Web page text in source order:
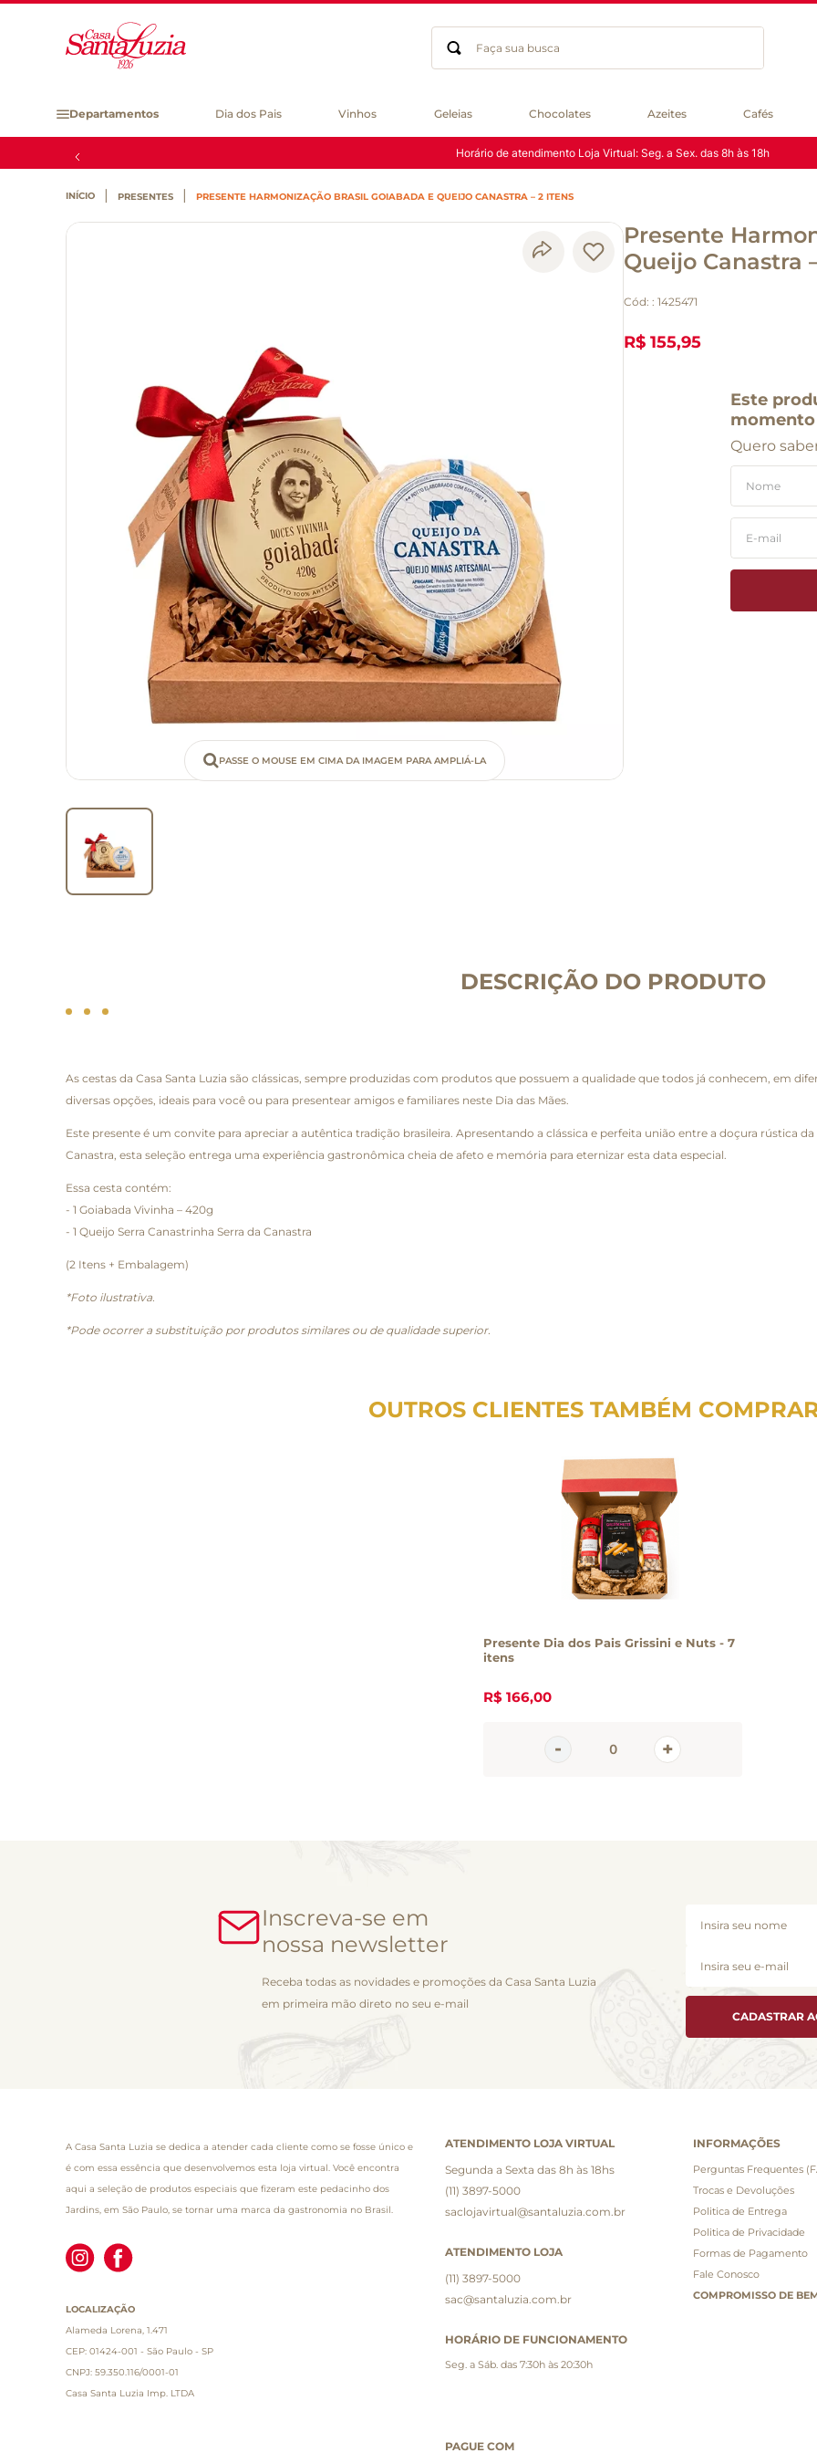
Faça sua busca
Departamentos Dia dos Pais Vinhos Geleias Chocolates Azeites Cafés
Horário de atendimento Loja Virtual: Seg. a Sex. das 8h às 18h
PRESENTES PRESENTE HARMONIZAÇÃO BRASIL GOIABADA E QUEIJO CANASTRA – 2 ITENS
PASSE O MOUSE EM CIMA DA IMAGEM PARA AMPLIÁ-LA
Presente
Queijo Canastra
Cód: : 1425471
R$ 155,95
Este
momento
Quero
DESCRIÇÃO DO PRODUTO
As cestas da Casa Santa Luzia são clássicas, sempre produzidas com produtos que possuem a qualidade que todos já conhecem, em
diversas opções, ideais para você ou para presentear amigos e familiares neste Dia das Mães.
Este presente é um convite para apreciar a autêntica tradição brasileira. Apresentando a clássica e perfeita união entre a doçura rústica
Canastra, esta seleção entrega uma experiência gastronômica cheia de afeto e memória para eternizar esta data especial.
Essa cesta contém:
- 1 Goiabada Vivinha – 420g
- 1 Queijo Serra Canastrinha Serra da Canastra
(2 Itens + Embalagem)
*Foto ilustrativa.
*Pode ocorrer a substituição por produtos similares ou de qualidade superior.
OUTROS CLIENTES TAMBÉM
Presente Dia dos Pais Grissini e Nuts - 7
itens
R$ 166,00
Inscreva-se em
nossa newsletter
Receba todas as novidades e promoções da Casa Santa Luzia
em primeira mão direto no seu e-mail
CADASTRAR
A Casa Santa Luzia se dedica a atender cada cliente como se fosse único e
é com essa essência que desenvolvemos esta loja virtual. Você encontra
aqui a seleção de produtos especiais que fizeram este pedacinho dos
Jardins, em São Paulo, se tornar uma marca da gastronomia no Brasil.
LOCALIZAÇÃO
Alameda Lorena, 1.471
CEP: 01424-001 - São Paulo - SP
CNPJ: 59.350.116/0001-01
Casa Santa Luzia Imp. LTDA
ATENDIMENTO LOJA VIRTUAL
Segunda a Sexta das 8h às 18hs
(11) 3897-5000
saclojavirtual@santaluzia.com.br
ATENDIMENTO LOJA
(11) 3897-5000
sac@santaluzia.com.br
HORÁRIO DE FUNCIONAMENTO
Seg. a Sáb. das 7:30h às 20:30h
INFORMAÇÕES
Perguntas Frequentes
Trocas e Devoluções
Politica de Entrega
Politica de Privacidade
Formas de Pagamento
Fale Conosco
COMPROMISSO DE
PAGUE COM
gluten
chocolate